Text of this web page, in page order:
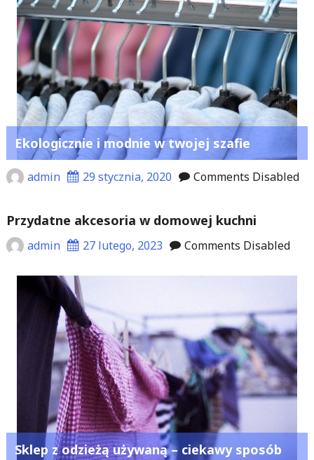
Ekologicznie i modnie w twojej szafie
admin 29 stycznia, 2020 Comments Disabled
Przydatne akcesoria w domowej kuchni
admin 27 lutego, 2023 Comments Disabled
Sklep z odzieżą używaną – ciekawy sposób